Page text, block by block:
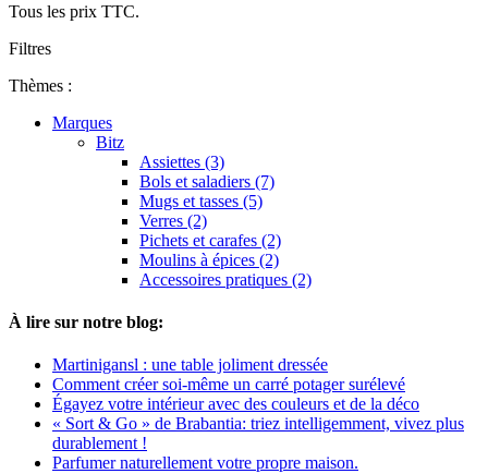
Tous les prix TTC.
Filtres
Thèmes :
Marques
Bitz
Assiettes (3)
Bols et saladiers (7)
Mugs et tasses (5)
Verres (2)
Pichets et carafes (2)
Moulins à épices (2)
Accessoires pratiques (2)
À lire sur notre blog:
Martinigansl : une table joliment dressée
Comment créer soi-même un carré potager surélevé
Égayez votre intérieur avec des couleurs et de la déco
« Sort & Go » de Brabantia: triez intelligemment, vivez plus
durablement !
Parfumer naturellement votre propre maison.